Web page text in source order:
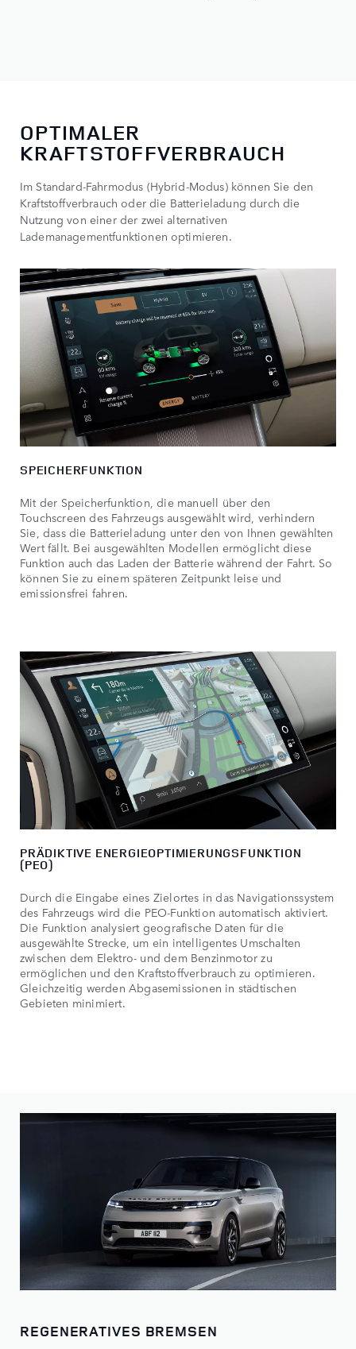
OPTIMALER
KRAFTSTOFFVERBRAUCH
Im Standard‑Fahrmodus (Hybrid‑Modus) können Sie den
Kraftstoffverbrauch oder die Batterieladung durch die
Nutzung von einer der zwei alternativen
Lademanagementfunktionen optimieren.
SPEICHERFUNKTION
Mit der Speicherfunktion, die manuell über den
Touchscreen des Fahrzeugs ausgewählt wird, verhindern
Sie, dass die Batterieladung unter den von Ihnen gewählten
Wert fällt. Bei ausgewählten Modellen ermöglicht diese
Funktion auch das Laden der Batterie während der Fahrt. So
können Sie zu einem späteren Zeitpunkt leise und
emissionsfrei fahren.
PRÄDIKTIVE ENERGIEOPTIMIERUNGSFUNKTION
(PEO)
Durch die Eingabe eines Zielortes in das Navigationssystem
des Fahrzeugs wird die PEO‑Funktion automatisch aktiviert.
Die Funktion analysiert geografische Daten für die
ausgewählte Strecke, um ein intelligentes Umschalten
zwischen dem Elektro‑ und dem Benzinmotor zu
ermöglichen und den Kraftstoffverbrauch zu optimieren.
Gleichzeitig werden Abgasemissionen in städtischen
Gebieten minimiert.
REGENERATIVES BREMSEN